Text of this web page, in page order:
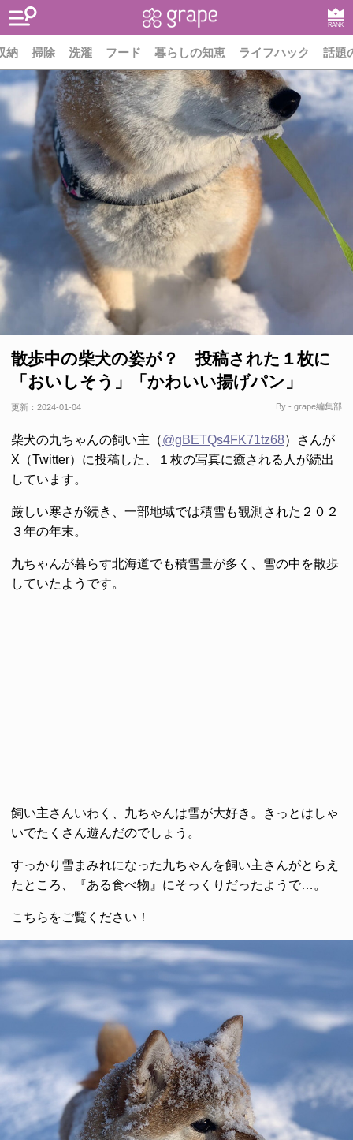
RANK
納 掃除 洗濯 フード 暮らしの知恵 ライフハック 話題
散歩中の柴犬の姿が？ 投稿された１枚に
「おいしそう」「かわいい揚げパン」
更新： 2024-01-04 By - grape編集部
柴犬の九ちゃんの飼い主（@gBETQs4FK71tz68）さんが
X（Twitter）に投稿した、１枚の写真に癒される人が続出
しています。
厳しい寒さが続き、一部地域では積雪も観測された２０２
３年の年末。
九ちゃんが暮らす北海道でも積雪量が多く、雪の中を散歩
していたようです。
飼い主さんいわく、九ちゃんは雪が大好き。きっとはしゃ
いでたくさん遊んだのでしょう。
すっかり雪まみれになった九ちゃんを飼い主さんがとらえ
たところ、『ある食べ物』にそっくりだったようで…。
こちらをご覧ください！